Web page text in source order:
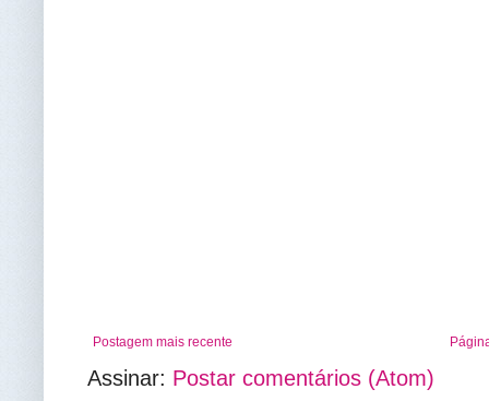
Postagem mais recente
Assinar: Postar comentários (Atom)